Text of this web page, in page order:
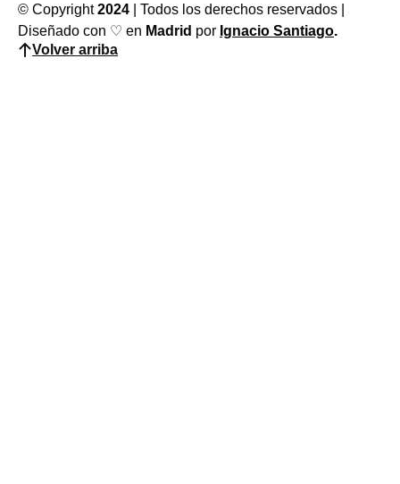
© Copyright2024 | Todos los derechos reservados |
Diseñado con ♡ en Madrid por Ignacio Santiago.
Volver arriba